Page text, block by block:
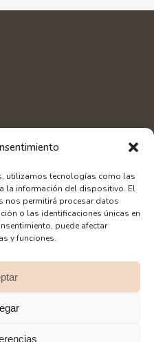
utilizamos tecnologías como las
la información del dispositivo. El
nos permitirá procesar datos
o las identificaciones únicas en
puede afectar
y funciones.
REDES: